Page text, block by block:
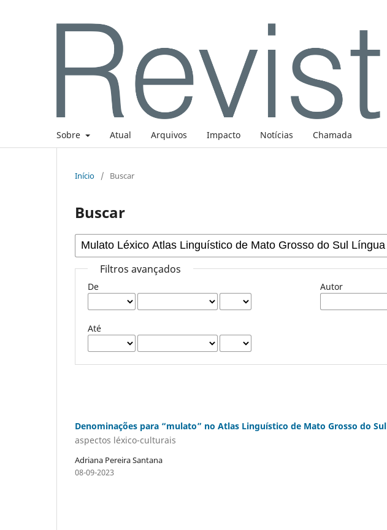
Sobre Atual Arquivos Impacto Notícias Chamada
Início / Buscar
Buscar
Filtros avançados
De
Até
Autor
Denominações para “mulato” no Atlas Linguístico de Mato Grosso do Sul
aspectos léxico-culturais
Adriana Pereira Santana
08-09-2023